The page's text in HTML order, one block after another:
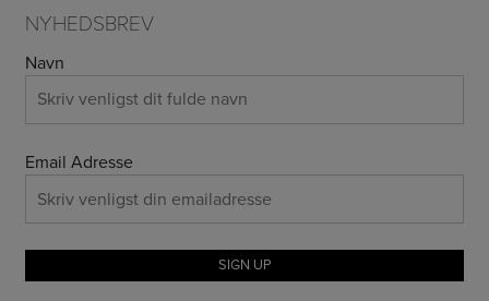
NYHEDSBREV
Navn
Email Adresse